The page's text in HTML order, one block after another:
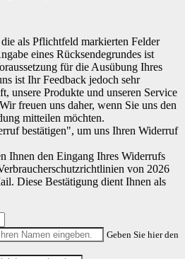
als Pflichtfeld markierten Felder
eines Rücksendegrundes ist
für die Ausübung Ihres
ist Ihr Feedback jedoch sehr
unsere Produkte und unseren Service
freuen uns daher, wenn Sie uns den
mitteilen möchten.
bestätigen", um uns Ihren Widerruf
Ihnen den Eingang Ihres Widerrufs
von 2026
Diese Bestätigung dient Ihnen als
Geben Sie hier den